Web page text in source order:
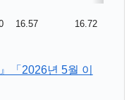
！
」⇒ 耐久性「なさす
16.57 16.72
「2026년 5월 이